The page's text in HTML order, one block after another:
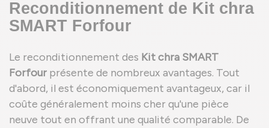
Reconditionnement de Kit chra
SMART Forfour
Le reconditionnement des Kit chra SMART
Forfour présente de nombreux avantages. Tout
d'abord, il est économiquement avantageux, car il
coûte généralement moins cher qu'une pièce
neuve tout en offrant une qualité comparable. De